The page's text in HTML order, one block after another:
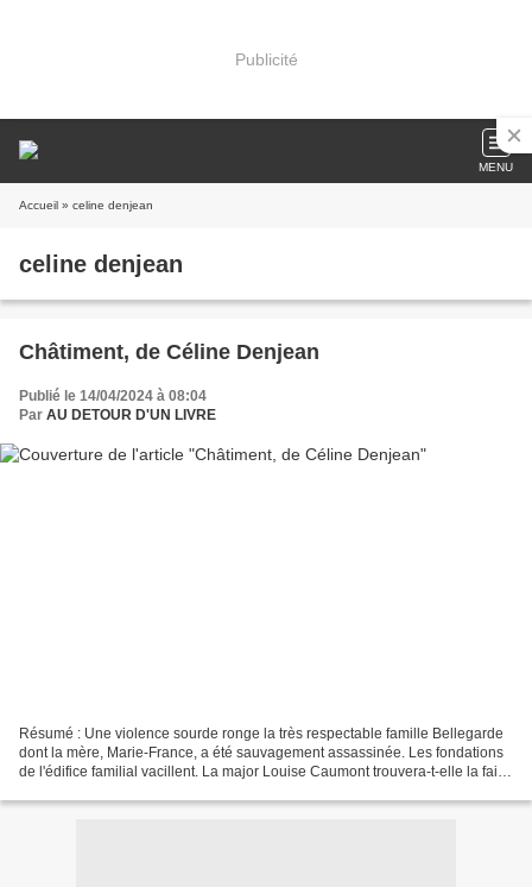
Publicité
MENU
Accueil » celine denjean
celine denjean
Châtiment, de Céline Denjean
Publié le 14/04/2024 à 08:04
Par AU DETOUR D'UN LIVRE
Résumé : Une violence sourde ronge la très respectable famille Bellegarde
dont la mère, Marie-France, a été sauvagement assassinée. Les fondations
de l'édifice familial vacillent. La major Louise Caumont trouvera-t-elle la faille